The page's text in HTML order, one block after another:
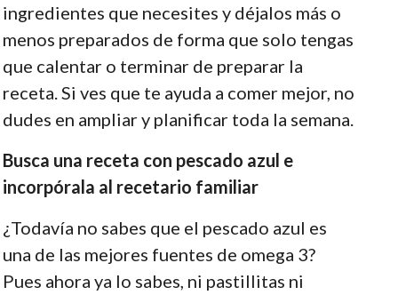
ingredientes que necesites y déjalos más o
menos preparados de forma que solo tengas
que calentar o terminar de preparar la
receta. Si ves que te ayuda a comer mejor, no
dudes en ampliar y planificar toda la semana.
Busca una receta con pescado azul e
incorpórala al recetario familiar
¿Todavía no sabes que el pescado azul es
una de las mejores fuentes de omega 3?
Pues ahora ya lo sabes, ni pastillitas ni